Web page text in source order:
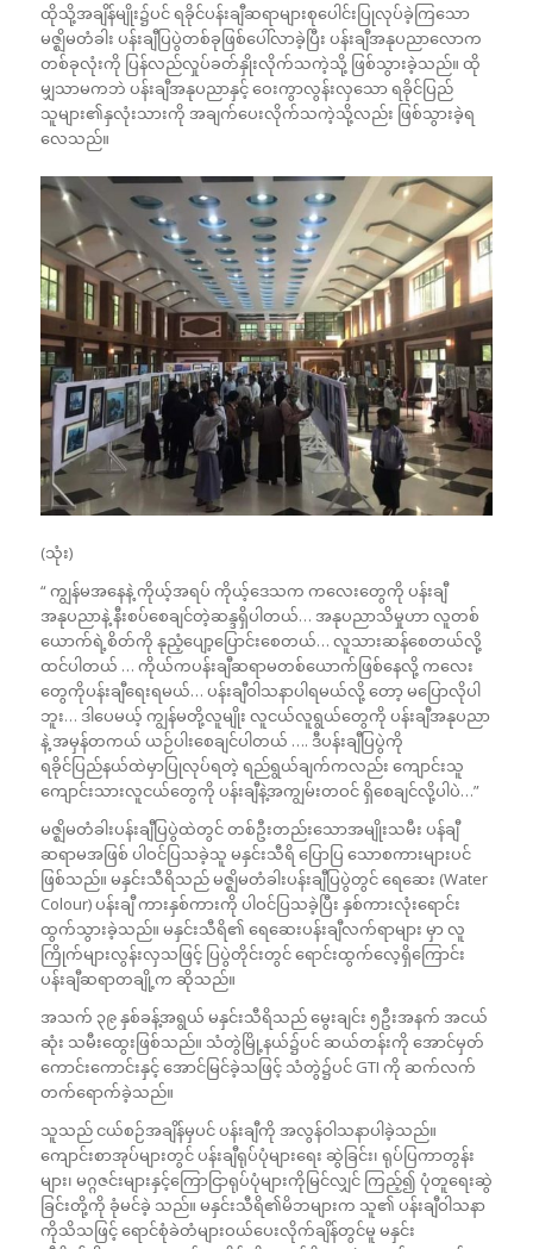
ထိုသို့အချိန်မျိုး၌ပင် ရခိုင်ပန်းချီဆရာများစုပေါင်းပြုလုပ်ခဲ့ကြသော
မဇ္ဈိမတံခါး ပန်းချီပြပွဲတစ်ခုဖြစ်ပေါ်လာခဲ့ပြီး ပန်းချီအနုပညာလောက
တစ်ခုလုံးကို ပြန်လည်လှုပ်ခတ်နှိုးလိုက်သကဲ့သို့ ဖြစ်သွားခဲ့သည်။ ထို
မျှသာမကဘဲ ပန်းချီအနုပညာနှင့် ဝေးကွာလွန်းလှသော ရခိုင်ပြည်
သူများ၏နှလုံးသားကို အချက်ပေးလိုက်သကဲ့သို့လည်း ဖြစ်သွားခဲ့ရ
လေသည်။
(သုံး)
“ ကျွန်မအနေနဲ့ ကိုယ့်အရပ် ကိုယ့်ဒေသက ကလေးတွေကို ပန်းချီ
အနုပညာနဲ့ နီးစပ်စေချင်တဲ့ဆန္ဒရှိပါတယ်… အနုပညာသိမှုဟာ လူတစ်
ယောက်ရဲ့စိတ်ကို နုညံ့ပျော့ပြောင်းစေတယ်… လူသားဆန်စေတယ်လို့
ထင်ပါတယ် … ကိုယ်ကပန်းချီဆရာမတစ်ယောက်ဖြစ်နေလို့ ကလေး
တွေကိုပန်းချီရေးရမယ်… ပန်းချီဝါသနာပါရမယ်လို့ တော့ မပြောလိုပါ
ဘူး… ဒါပေမယ့် ကျွန်မတို့လူမျိုး လူငယ်လူရွယ်တွေကို ပန်းချီအနုပညာ
နဲ့ အမှန်တကယ် ယဉ်ပါးစေချင်ပါတယ် …. ဒီပန်းချီပြပွဲကို
ရခိုင်ပြည်နယ်ထဲမှာပြုလုပ်ရတဲ့ ရည်ရွယ်ချက်ကလည်း ကျောင်းသူ
ကျောင်းသားလူငယ်တွေကို ပန်းချီနဲ့အကျွမ်းတဝင် ရှိစေချင်လို့ပါပဲ…”
မဇ္ဈိမတံခါးပန်းချီပြပွဲထဲတွင် တစ်ဦးတည်းသောအမျိုးသမီး ပန်ချီ
ဆရာမအဖြစ် ပါဝင်ပြသခဲ့သူ မနှင်းသီရိ ပြောပြ သောစကားများပင်
ဖြစ်သည်။ မနှင်းသီရိသည် မဇ္ဈိမတံခါးပန်းချီပြပွဲတွင် ရေဆေး (Water
Colour) ပန်းချီ ကားနှစ်ကားကို ပါဝင်ပြသခဲ့ပြီး နှစ်ကားလုံးရောင်း
ထွက်သွားခဲ့သည်။ မနှင်းသီရိ၏ ရေဆေးပန်းချီလက်ရာများ မှာ လူ
ကြိုက်များလွန်းလှသဖြင့် ပြပွဲတိုင်းတွင် ရောင်းထွက်လေ့ရှိကြောင်း
ပန်းချီဆရာတချို့က ဆိုသည်။
အသက် ၃၉ နှစ်ခန့်အရွယ် မနှင်းသီရိသည် မွေးချင်း ၅ဦးအနက် အငယ်
ဆုံး သမီးထွေးဖြစ်သည်။ သံတွဲမြို့နယ်၌ပင် ဆယ်တန်းကို အောင်မှတ်
ကောင်းကောင်းနှင့် အောင်မြင်ခဲ့သဖြင့် သံတွဲ၌ပင် GTI ကို ဆက်လက်
တက်ရောက်ခဲ့သည်။
သူသည် ငယ်စဉ်အချိန်မှပင် ပန်းချီကို အလွန်ဝါသနာပါခဲ့သည်။
ကျောင်းစာအုပ်များတွင် ပန်းချီရုပ်ပုံများရေး ဆွဲခြင်း၊ ရုပ်ပြကာတွန်း
များ၊ မဂ္ဂဇင်းများနှင့်ကြောငြာရုပ်ပုံများကိုမြင်လျှင် ကြည့်၍ ပုံတူရေးဆွဲ
ခြင်းတို့ကို ခုံမင်ခဲ့ သည်။ မနှင်းသီရိ၏မိဘများက သူ၏ ပန်းချီဝါသနာ
ကိုသိသဖြင့် ရောင်စုံခဲတံများဝယ်ပေးလိုက်ချိန်တွင်မူ မနှင်း